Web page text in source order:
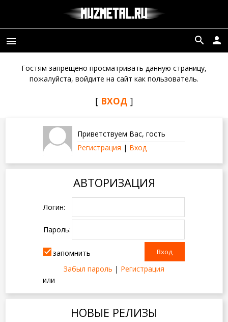
menu person
search
Гостям запрещено просматривать данную страницу,
пожалуйста, войдите на сайт как пользователь.
[ ВХОД ]
Приветствуем Вас, гость
Регистрация | Вход
АВТОРИЗАЦИЯ
Логин:
Пароль:
запомнить
Забыл пароль | Регистрация
или
НОВЫЕ РЕЛИЗЫ